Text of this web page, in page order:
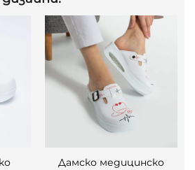
Дамско медицинско